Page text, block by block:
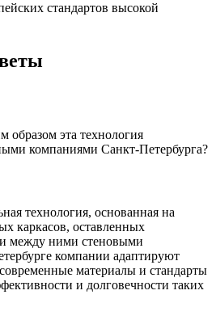
стандартов высокой
образом эта технология
компаниями Санкт-Петербурга?
технология, основанная на
каркасов, оставленных
между ними стеновыми
компании адаптируют
материалы и стандарты
и долговечности таких